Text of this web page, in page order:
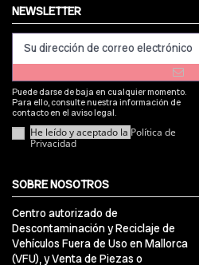
NEWSLETTER
Puede darse de baja en cualquier momento.
Para ello, consulte nuestra información de
contacto en el aviso legal.
He leído y aceptado la Política de
Privacidad
SOBRE NOSOTROS
Centro autorizado de
Descontaminación y Reciclaje de
Vehículos Fuera de Uso en Mallorca
(VFU), y Venta de Piezas o